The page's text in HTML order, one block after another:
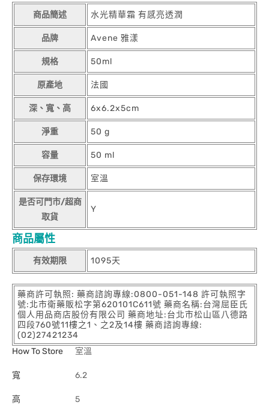
商品簡述 水光精華霜 有感亮透潤
品牌 Avene 雅漾
規格 50ml
原產地 法國
深、寬、高 6x6.2x5cm
淨重 50 g
容量 50 ml
保存環境 室溫
是否可門市/超商
取貨
Y
商品屬性
有效期限 1095天
藥商許可執照: 藥商諮詢專線:0800-051-148 許可執照字
號:北市衛藥販松字第620101C611號 藥商名稱:台灣屈臣氏
個人用品商店股份有限公司 藥商地址:台北市松山區八德路
四段760號11樓之1、之2及14樓 藥商諮詢專線:
(02)27421234
How To Store
室溫
寬 6.2
高 5